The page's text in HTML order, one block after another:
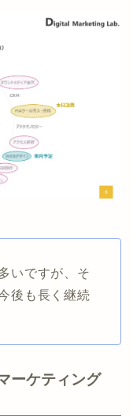
いですが、そ
後も長く継続
ーケティング